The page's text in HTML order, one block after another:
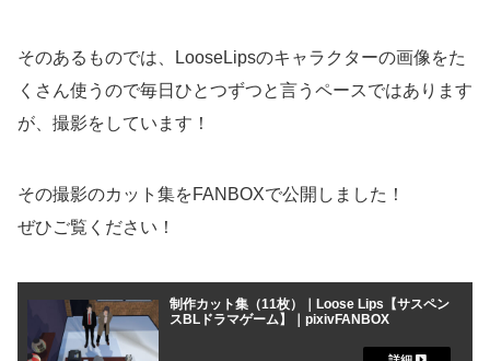
そのあるものでは、LooseLipsのキャラクターの画像をた
くさん使うので毎日ひとつずつと言うペースではあります
が、撮影をしています！
その撮影のカット集をFANBOXで公開しました！
ぜひご覧ください！
制作カット集（11枚）｜Loose Lips【サスペン
スBLドラマゲーム】｜pixivFANBOX